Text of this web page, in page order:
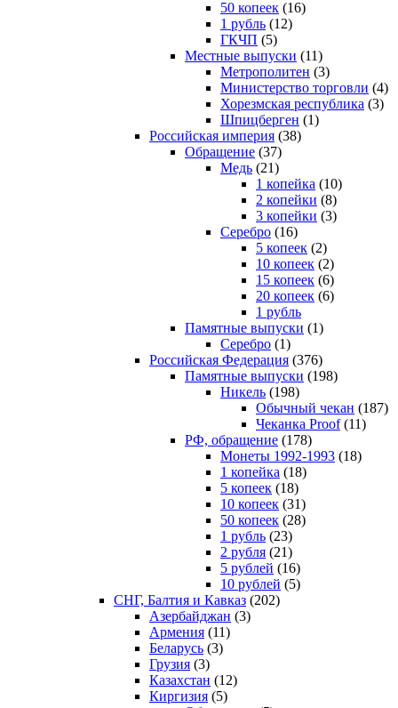
50 копеек (16)
1 рубль (12)
ГКЧП (5)
Местные выпуски (11)
Метрополитен (3)
Министерство торговли (4)
Хорезмская республика (3)
Шпицберген (1)
Российская империя (38)
Обращение (37)
Медь (21)
1 копейка (10)
2 копейки (8)
3 копейки (3)
Серебро (16)
5 копеек (2)
10 копеек (2)
15 копеек (6)
20 копеек (6)
1 рубль
Памятные выпуски (1)
Серебро (1)
Российская Федерация (376)
Памятные выпуски (198)
Никель (198)
Обычный чекан (187)
Чеканка Proof(11)
РФ, обращение (178)
Монеты 1992-1993 (18)
1 копейка (18)
5 копеек (18)
10 копеек (31)
50 копеек (28)
1 рубль (23)
2 рубля (21)
5 рублей (16)
10 рублей (5)
СНГ, Балтия и Кавказ (202)
Азербайджан (3)
Армения (11)
Беларусь (3)
Грузия (3)
Казахстан (12)
Киргизия (5)